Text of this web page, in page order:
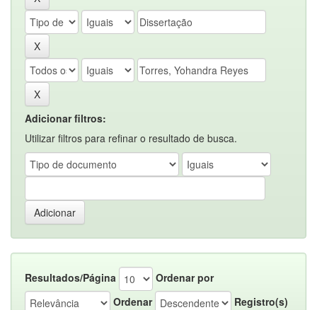
Adicionar filtros:
Utilizar filtros para refinar o resultado de busca.
Resultados/Página
Ordenar por
Ordenar
Registro(s)